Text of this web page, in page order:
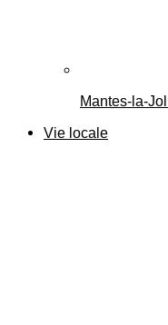
Mantes-la-
Vie locale